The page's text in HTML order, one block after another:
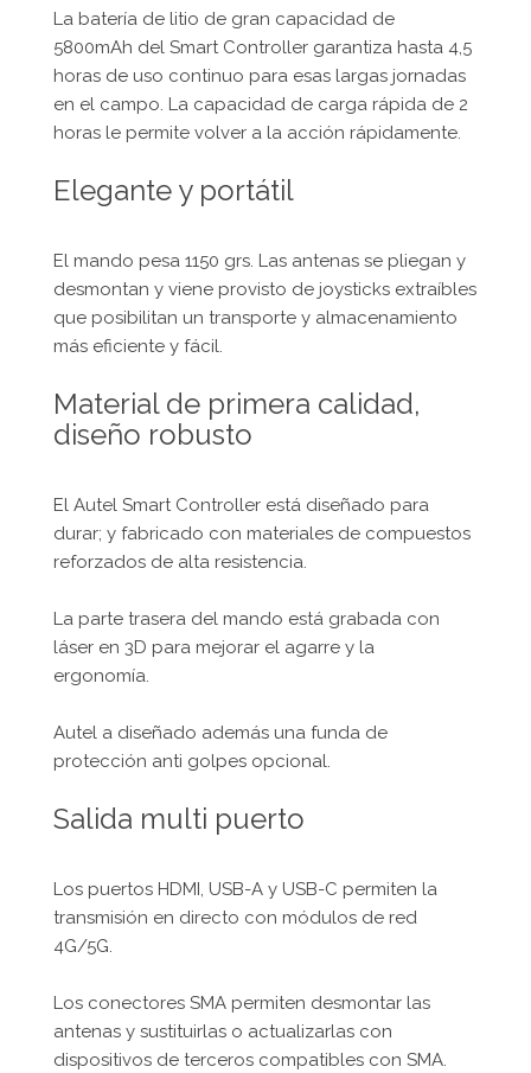
La batería de litio de gran capacidad de
5800mAh del Smart Controller garantiza hasta 4,5
horas de uso continuo para esas largas jornadas
en el campo. La capacidad de carga rápida de 2
horas le permite volver a la acción rápidamente.
Elegante y portátil
El mando pesa 1150 grs. Las antenas se pliegan y
desmontan y viene provisto de joysticks extraíbles
que posibilitan un transporte y almacenamiento
más eficiente y fácil.
Material de primera calidad,
diseño robusto
El Autel Smart Controller está diseñado para
durar; y fabricado con materiales de compuestos
reforzados de alta resistencia.
La parte trasera del mando está grabada con
láser en 3D para mejorar el agarre y la
ergonomía.
Autel a diseñado además una funda de
protección anti golpes opcional.
Salida multi puerto
Los puertos HDMI, USB-A y USB-C permiten la
transmisión en directo con módulos de red
4G/5G.
Los conectores SMA permiten desmontar las
antenas y sustituirlas o actualizarlas con
dispositivos de terceros compatibles con SMA.